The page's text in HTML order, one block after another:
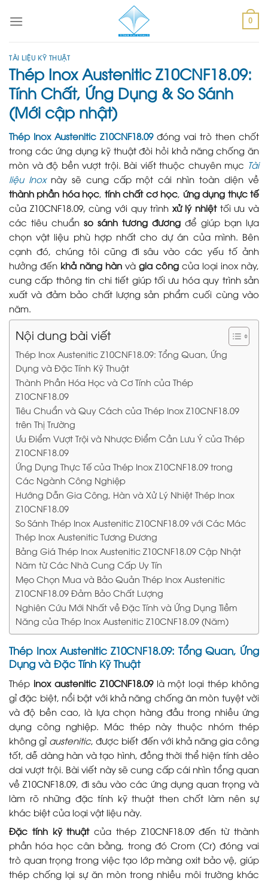
0
TÀI LIỆU KỸ THUẬT
Thép Inox Austenitic Z10CNF18.09:
Tính Chất, Ứng Dụng & So Sánh
(Mới cập nhật)
Thép Inox Austenitic Z10CNF18.09đóng vai trò then chốt
trong các ứng dụng kỹ thuật đòi hỏi khả năng chống ăn
mòn và độ bền vượt trội. Bài viết thuộc chuyên mục Tài
liệu Inoxnày sẽ cung cấp một cái nhìn toàn diện về
thành phần hóa học, tính chất cơ học, ứng dụng thực tế
của Z10CNF18.09, cùng với quy trình xử lý nhiệttối ưu và
các tiêu chuẩn so sánh tương đương để giúp bạn lựa
chọn vật liệu phù hợp nhất cho dự án của mình. Bên
cạnh đó, chúng tôi cũng đi sâu vào các yếu tố ảnh
hưởng đến khả năng hàn và gia công của loại inox này,
cung cấp thông tin chi tiết giúp tối ưu hóa quy trình sản
xuất và đảm bảo chất lượng sản phẩm cuối cùng vào
năm.
Nội dung bài viết
Thép Inox Austenitic Z10CNF18.09: Tổng Quan, Ứng
Dụng và Đặc Tính Kỹ Thuật
Thành Phần Hóa Học và Cơ Tính của Thép
Z10CNF18.09
Tiêu Chuẩn và Quy Cách của Thép Inox Z10CNF18.09
trên Thị Trường
Ưu Điểm Vượt Trội và Nhược Điểm Cần Lưu Ý của Thép
Z10CNF18.09
Ứng Dụng Thực Tế của Thép Inox Z10CNF18.09 trong
Các Ngành Công Nghiệp
Hướng Dẫn Gia Công, Hàn và Xử Lý Nhiệt Thép Inox
Z10CNF18.09
So Sánh Thép Inox Austenitic Z10CNF18.09 với Các Mác
Thép Inox Austenitic Tương Đương
Bảng Giá Thép Inox Austenitic Z10CNF18.09 Cập Nhật
Năm từ Các Nhà Cung Cấp Uy Tín
Mẹo Chọn Mua và Bảo Quản Thép Inox Austenitic
Z10CNF18.09 Đảm Bảo Chất Lượng
Nghiên Cứu Mới Nhất về Đặc Tính và Ứng Dụng Tiềm
Năng của Thép Inox Austenitic Z10CNF18.09 (Năm)
Thép Inox Austenitic Z10CNF18.09: Tổng Quan, Ứng
Dụng và Đặc Tính Kỹ Thuật
Thép inox austenitic Z10CNF18.09là một loại thép không
gỉ đặc biệt, nổi bật với khả năng chống ăn mòn tuyệt vời
và độ bền cao, là lựa chọn hàng đầu trong nhiều ứng
dụng công nghiệp. Mác thép này thuộc nhóm thép
không gỉ austenitic, được biết đến với khả năng gia công
tốt, dễ dàng hàn và tạo hình, đồng thời thể hiện tính dẻo
dai vượt trội. Bài viết này sẽ cung cấp cái nhìn tổng quan
về Z10CNF18.09, đi sâu vào các ứng dụng quan trọng và
làm rõ những đặc tính kỹ thuật then chốt làm nên sự
khác biệt của loại vật liệu này.
Đặc tính kỹ thuậtcủa thép Z10CNF18.09 đến từ thành
phần hóa học cân bằng, trong đó Crom (Cr) đóng vai
trò quan trọng trong việc tạo lớp màng oxit bảo vệ, giúp
thép chống lại sự ăn mòn trong nhiều môi trường khác